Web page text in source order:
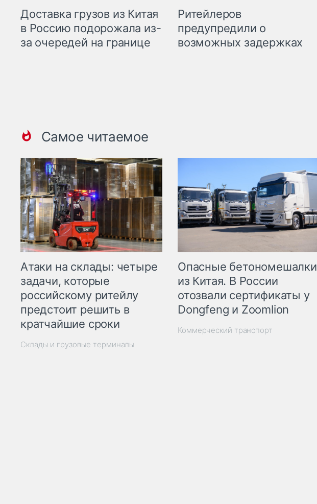
Доставка грузов из Китая
в Россию подорожала из-
за очередей на границе
Ритейлеров
предупредили о
возможных задержках
Самое читаемое
Атаки на склады: четыре
задачи, которые
российскому ритейлу
предстоит решить в
кратчайшие сроки
Склады и грузовые терминалы
Опасные бетономешалки
из Китая. В России
отозвали сертификаты у
Dongfeng и Zoomlion
Коммерческий транспорт